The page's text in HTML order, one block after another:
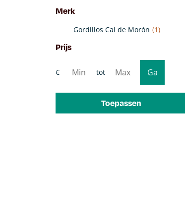
Merk
Gordillos Cal de Morón (1)
Prijs
Toepassen